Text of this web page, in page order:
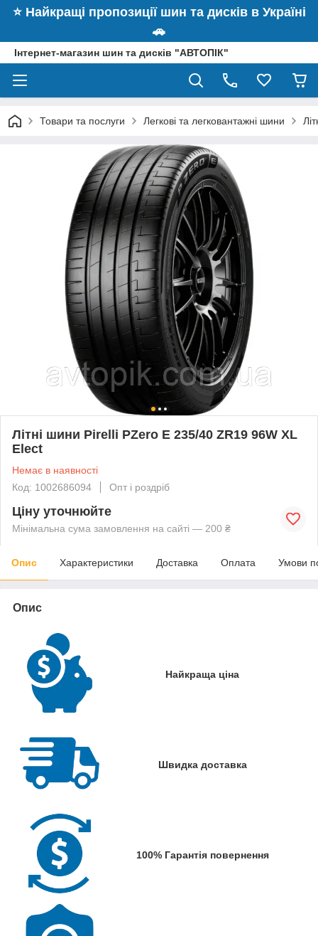
⭐️ Найкращі пропозиції шин та дисків в Україні
🚗
Інтернет-магазин шин та дисків "АВТОПІК"
Товари та послуги Легкові та легковантажні шини
Літні шини Pirelli PZero E 235/40 ZR19 96W XL
Elect
Немає в наявності
Код: 1002686094
Опт і роздріб
Ціну уточнюйте
Мінімальна сума замовлення на сайті — 200 ₴
Опис Характеристики Доставка Оплата Умови
Опис
Найкраща ціна
Швидка доставка
100% Гарантія повернення